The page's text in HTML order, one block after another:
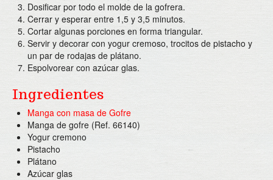
Dosificar por todo el molde de la gofrera.
Cerrar y esperar entre 1,5 y 3,5 minutos.
Cortar algunas porciones en forma triangular.
Servir y decorar con yogur cremoso, trocitos de pistacho y
un par de rodajas de plátano.
Espolvorear con azúcar glas.
Ingredientes
Manga con masa de Gofre
Manga de gofre (Ref. 66140)
Yogur cremono
Pistacho
Plátano
Azúcar glas